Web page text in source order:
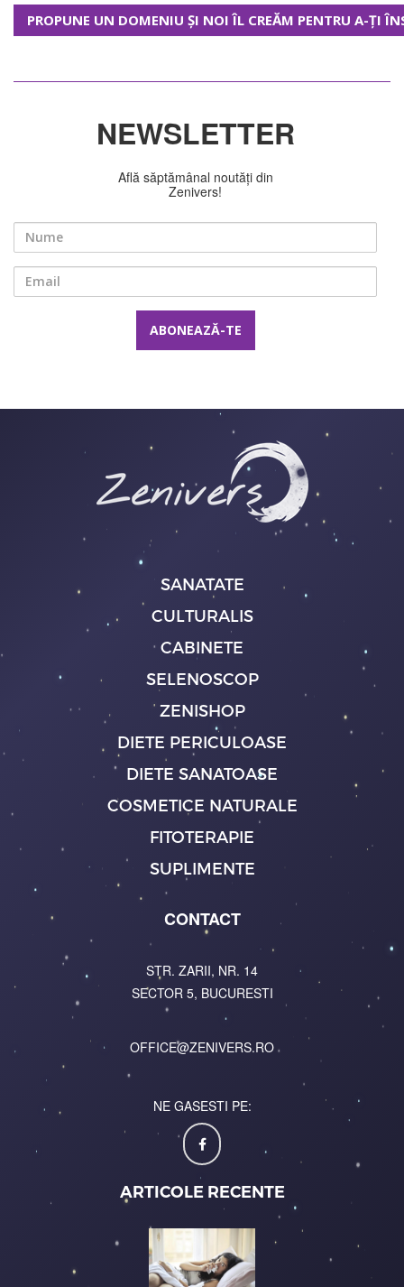
PROPUNE UN DOMENIU ȘI NOI ÎL CREĂM PENTRU A-ȚI
NEWSLETTER
Află săptămânal noutăți din
Zenivers!
SANATATE
CULTURALIS
CABINETE
SELENOSCOP
ZENISHOP
DIETE PERICULOASE
DIETE SANATOASE
COSMETICE NATURALE
FITOTERAPIE
SUPLIMENTE
CONTACT
STR. ZARII, NR. 14
SECTOR 5, BUCURESTI
OFFICE@ZENIVERS.RO
NE GASESTI PE:
ARTICOLE RECENTE